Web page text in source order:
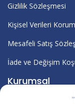
Gizlilik Sözleşmesi
Kişisel Verileri
Mesafeli Satış
İade ve Değişim
Kurumsal